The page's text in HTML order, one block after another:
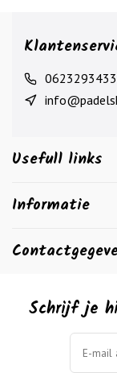
0623293433
Usefull links
Informatie
Schrijf je